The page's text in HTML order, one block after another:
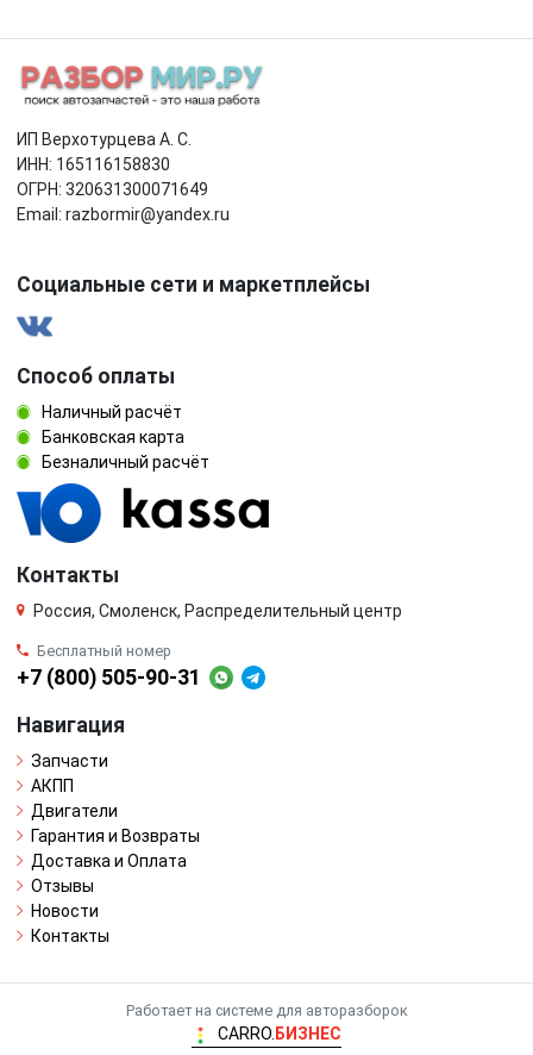
ИП Верхотурцева А. С.
ИНН: 165116158830
ОГРН: 320631300071649
Email: razbormir@yandex.ru
Социальные сети и маркетплейсы
Способ оплаты
Наличный расчёт
Банковская карта
Безналичный расчёт
Контакты
Россия, Смоленск, Распределительный центр
Бесплатный номер
+7 (800) 505-90-31
Навигация
Запчасти
АКПП
Двигатели
Гарантия и Возвраты
Доставка и Оплата
Отзывы
Новости
Контакты
Работает на системе для авторазборок
CARRO. БИЗНЕС